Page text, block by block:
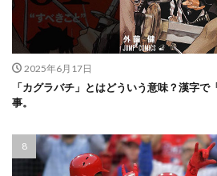
2025年6月17日
「カグラバチ」とはどういう意味？漢字で
事。